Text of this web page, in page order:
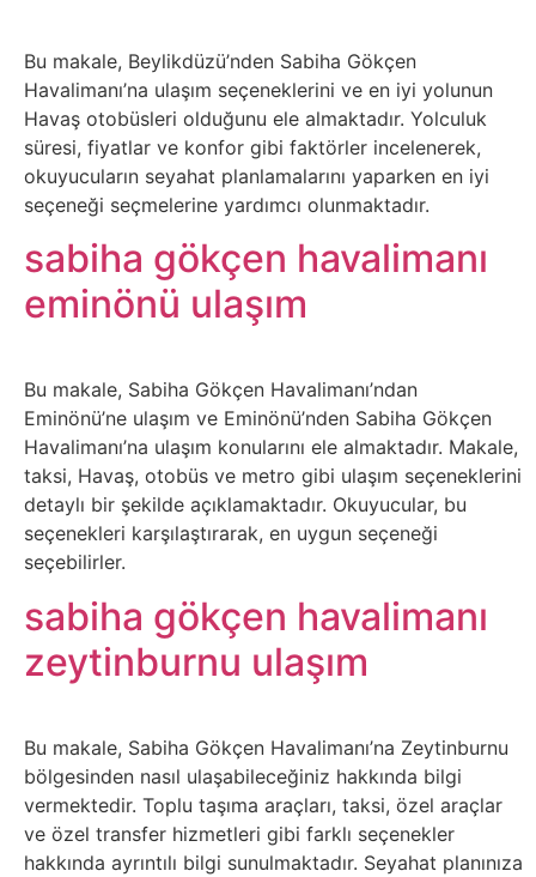
İnternet
İnternetten
Para
Kazanma
Kadın
Kim
Kimdir
Kitap
Komedi
Kültür
Sanat
Mobil
Müzik
Bu makale, Beylikdüzü’nden Sabiha Gökçen
Havalimanı’na ulaşım seçeneklerini ve en iyi yolunun
Havaş otobüsleri olduğunu ele almaktadır. Yolculuk
süresi, fiyatlar ve konfor gibi faktörler incelenerek,
okuyucuların seyahat planlamalarını yaparken en iyi
seçeneği seçmelerine yardımcı olunmaktadır.
sabiha gökçen havalimanı
eminönü ulaşım
Bu makale, Sabiha Gökçen Havalimanı’ndan
Eminönü’ne ulaşım ve Eminönü’nden Sabiha Gökçen
Havalimanı’na ulaşım konularını ele almaktadır. Makale,
taksi, Havaş, otobüs ve metro gibi ulaşım seçeneklerini
detaylı bir şekilde açıklamaktadır. Okuyucular, bu
seçenekleri karşılaştırarak, en uygun seçeneği
seçebilirler.
sabiha gökçen havalimanı
zeytinburnu ulaşım
Bu makale, Sabiha Gökçen Havalimanı’na Zeytinburnu
bölgesinden nasıl ulaşabileceğiniz hakkında bilgi
vermektedir. Toplu taşıma araçları, taksi, özel araçlar
ve özel transfer hizmetleri gibi farklı seçenekler
hakkında ayrıntılı bilgi sunulmaktadır. Seyahat planınıza